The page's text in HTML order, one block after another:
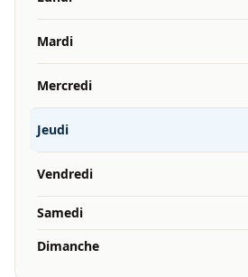
Mardi
Mercredi
Jeudi
Vendredi
Samedi
Dimanche